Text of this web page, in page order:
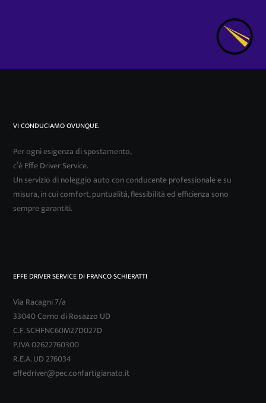
VI CONDUCIAMO OVUNQUE.
Per ogni esigenza di spostamento,
c’è Effe Driver Service.
Un servizio di noleggio auto con conducente professionale e su
misura, in cui comfort, puntualità, flessibilità ed efficienza sono
sempre garantiti.
EFFE DRIVER SERVICE DI FRANCO SCHIERATTI
Via Racagni 7/a
33040 Corno di Rosazzo UD
C.F. SCHFNC60M27D027D
P.IVA 02622760300
R.E.A. UD 276034
effedriver@pec.confartigianato.it